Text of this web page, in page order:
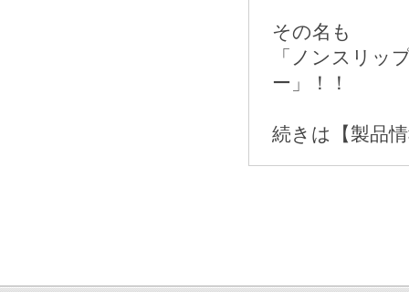
その名も
「ノンスリッ
ー」！！
続きは【製品